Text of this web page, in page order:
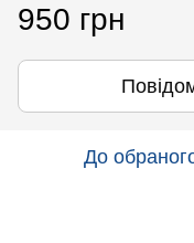
950 грн
До